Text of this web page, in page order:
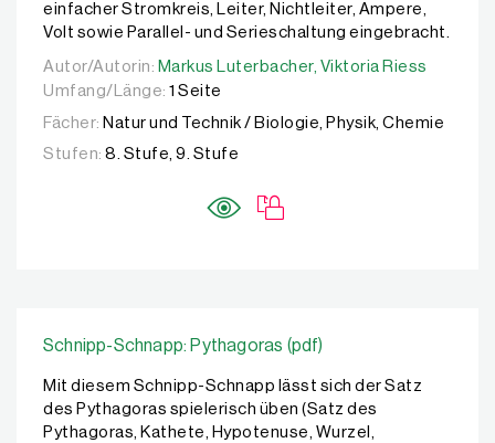
einfacher Stromkreis, Leiter, Nichtleiter, Ampere,
Volt sowie Parallel- und Serieschaltung eingebracht.
Autor/Autorin: Markus Luterbacher, Viktoria Riess
Autor/Autorin: Markus Luterbacher, Viktoria Riess
Umfang/Länge: 1 Seite
Fächer: Natur und Technik / Biologie, Physik, Chemie
Stufen: 8. Stufe, 9. Stufe
Schnipp-Schnapp: Pythagoras (pdf)
Mit diesem Schnipp-Schnapp lässt sich der Satz
des Pythagoras spielerisch üben (Satz des
Pythagoras, Kathete, Hypotenuse, Wurzel,